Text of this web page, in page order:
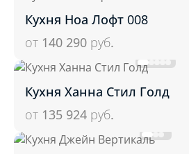
Кухня Ноа Лофт 008
от 140 290 руб.
Кухня Ханна Стил Голд
от 135 924 руб.